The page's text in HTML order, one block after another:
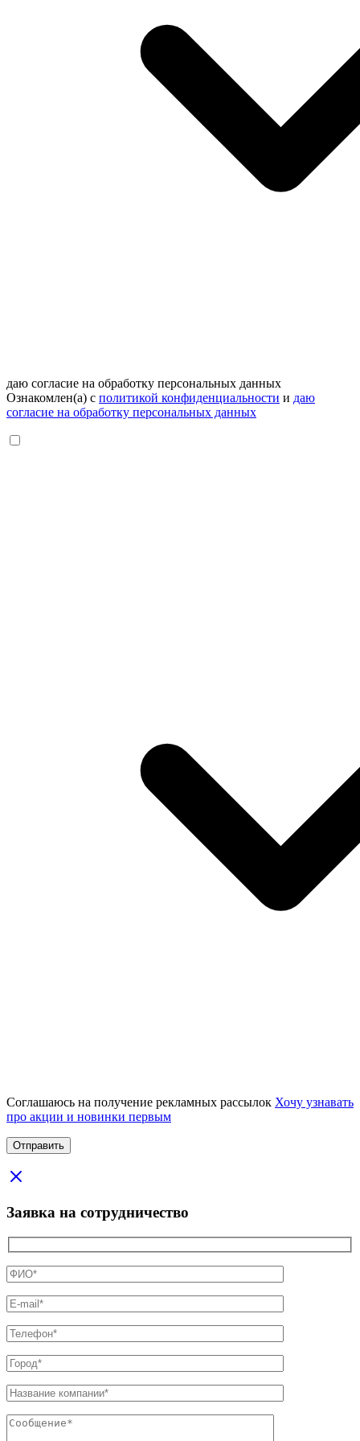
даю согласие на обработку персональных данных
Ознакомлен(а) с политикой конфиденциальности и даю
согласие на обработку персональных данных
Соглашаюсь на получение рекламных рассылок Хочу узнавать
про акции и новинки первым
Заявка на сотрудничество